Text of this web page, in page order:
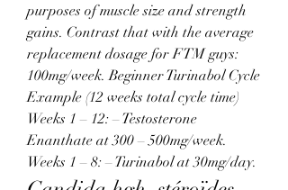
purposes of muscle size and strength
gains. Contrast that with the average
replacement dosage for FTM guys:
100mg/week. Beginner Turinabol Cycle
Example (12 weeks total cycle time)
Weeks 1 – 12: – Testosterone
Enanthate at 300 – 500mg/week.
Weeks 1 – 8: – Turinabol at 30mg/day.